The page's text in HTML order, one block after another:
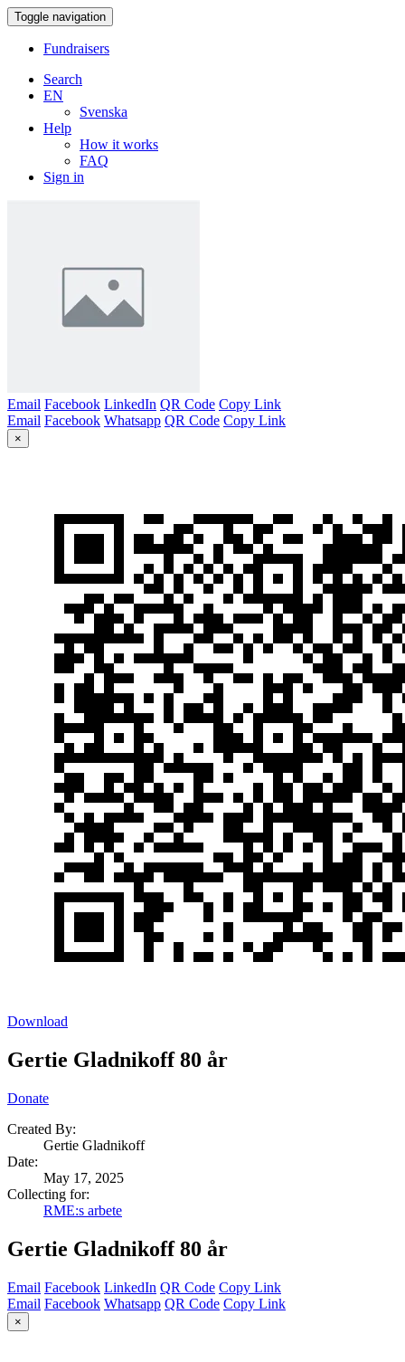
Toggle navigation
Fundraisers
Search
EN
Svenska
Help
How it works
FAQ
Sign in
Email Facebook LinkedIn QR Code Copy Link
Email Facebook Whatsapp QR Code Copy Link
×
Download
Gertie Gladnikoff 80 år
Donate
Created By:
Gertie Gladnikoff
Date:
May 17, 2025
Collecting for:
RME:s arbete
Gertie Gladnikoff 80 år
Email Facebook LinkedIn QR Code Copy Link
Email Facebook Whatsapp QR Code Copy Link
×